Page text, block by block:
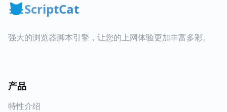
ScriptCat
强大的浏览器脚本引擎，让您的上网体验更加丰富多彩。
产品
特性介绍